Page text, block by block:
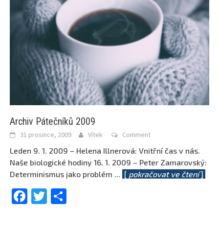
Archiv Pátečníků 2009
31 prosince, 2009 Vítek Comment
Leden 9. 1. 2009 – Helena Illnerová: Vnitřní čas v nás.
Naše biologické hodiny 16. 1. 2009 – Peter Zamarovský:
Determinismus jako problém ... [ pokračovat ve čtení]
Facebook
Twitter